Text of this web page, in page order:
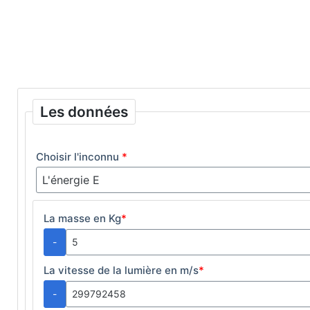
Les données
Choisir l'inconnu *
La masse en Kg*
-
La vitesse de la lumière en m/s*
-